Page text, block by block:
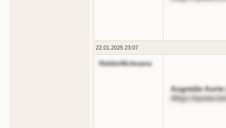
22.01.2025 23:07
HiddenNickname
Aogntdie Aorte
dttgs://